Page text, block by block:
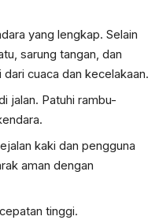
yang lengkap. Selain
sarung tangan, dan
cuaca dan kecelakaan.
jalan. Patuhi rambu-
kaki dan pengguna
aman dengan
tinggi.